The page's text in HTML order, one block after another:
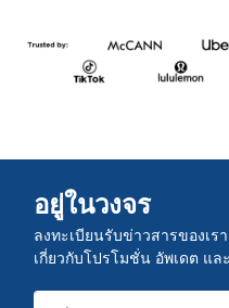
อยู่ในวงจร
ลงทะเบียนรับข่าวสารของเ
เกี่ยวกับโปรโมชั่น อัพเดต แล